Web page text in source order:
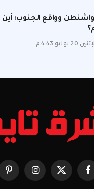
واشنطن وواقع الجنوب:
20 يوليو 4:43 م
فيسبوك X
(Twitter)
الانستغرام